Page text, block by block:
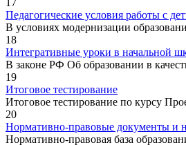
Педагогические условия работы с
В условиях модернизации
18
Интегративные уроки в начальной
В законе РФ Об образовании в
19
Итоговое тестирование
Итоговое тестирование по курсу
20
Нормативно-правовые документы и
Нормативно-правовая база